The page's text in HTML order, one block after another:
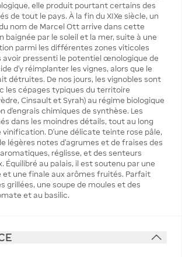
elle produit pourtant certains des
de tout le pays. À la fin du XIXe siècle, un
nom de Marcel Ott arrive dans cette
baignée par le soleil et la mer, suite à une
parmi les différentes zones viticoles
avoir pressenti le potentiel œnologique de
d’y réimplanter les vignes, alors que le
détruites. De nos jours, les vignobles sont
les cépages typiques du territoire
Cinsault et Syrah) au régime biologique
d’engrais chimiques de synthèse. Les
dans les moindres détails, tout au long
vinification. D’une délicate teinte rose pâle,
légères notes d’agrumes et de fraises des
aromatiques, réglisse, et des senteurs
Équilibré au palais, il est soutenu par une
une finale aux arômes fruités. Parfait
grillées, une soupe de moules et des
et au basilic.